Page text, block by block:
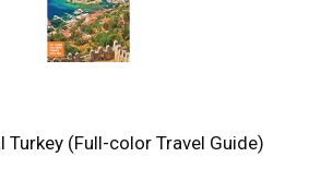
Turkey (Full-color Travel Guide)